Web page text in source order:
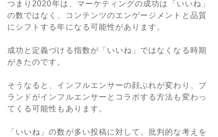
つまり2020年は、マーケティングの成功は「いいね」
の数ではなく、コンテンツのエンゲージメントと品質
にシフトする年になる可能性があります。
成功と定義づける指数が「いいね」ではなくなる時期
がきたのです。
そうなると、インフルエンサーの顔ぶれが変わり、ブ
ランドがインフルエンサーとコラボする方法も変わっ
てくる可能性もあります。
「いいね」の数が多い投稿に対して、批判的な考えを